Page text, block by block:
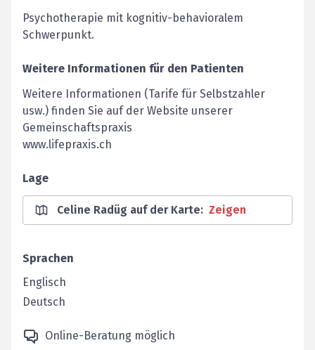
Psychotherapie mit kognitiv-behavioralem
Schwerpunkt.
Weitere Informationen für den Patienten
Weitere Informationen (Tarife für Selbstzahler
usw.) finden Sie auf der Website unserer
Gemeinschaftspraxis
www.lifepraxis.ch
Lage
Celine Radüg auf der Karte: Zeigen
Sprachen
Englisch
Deutsch
Online-Beratung möglich